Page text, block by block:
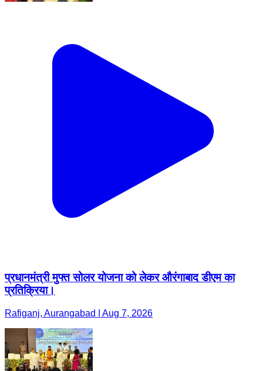
प्रधानमंत्री मुफ्त सोलर योजना को लेकर औरंगाबाद डीएम का
प्रतिक्रिया।
Rafiganj, Aurangabad | Aug 7, 2026